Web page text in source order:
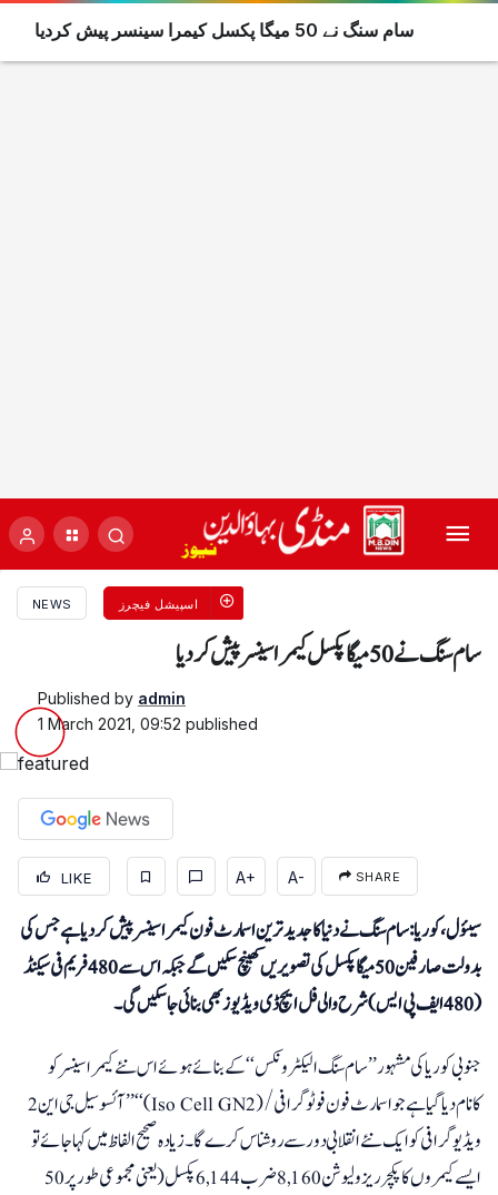
NEWS اسپیشل فیچرز
سام سنگ نے 50 میگا پکسل کیمرا سینسر پیش کردیا
Published by admin
1 March 2021, 09:52 published
LIKE A+ A- SHARE
سیئول، کوریا: سام سنگ نے دنیا کا جدید ترین اسمارٹ فون کیمرا سینسر پیش کردیا ہے جس کی
بدولت صارفین 50 میگاپکسل کی تصویریں کھینچ سکیں گے جبکہ اس سے 480 فریم فی سیکنڈ
(480 ایف پی ایس) شرح والی فل ایچ ڈی ویڈیوز بھی بنائی جاسکیں گی۔
جنوبی کوریا کی مشہور ’’سام سنگ الیکٹرونکس‘‘ کے بنائے ہوئے اس نئے کیمرا سینسر کو
’’آئسوسیل جی این 2‘‘ (Iso Cell GN2) کا نام دیا گیا ہے جو اسمارٹ فون فوٹوگرافی/
ویڈیوگرافی کو ایک نئے انقلابی دور سے روشناس کرے گا۔ زیادہ صحیح الفاظ میں کہا جائے تو
ایسے کیمروں کا پکچر ریزولیوشن 8,160 ضرب 6,144 پکسل (یعنی مجموعی طور پر 50
سام سنگ نے 50 میگا پکسل کیمرا سینسر پیش کردیا